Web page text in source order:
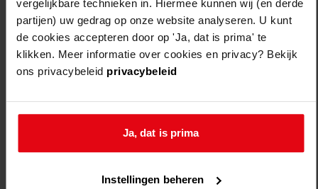
vergelijkbare technieken in. Hiermee kunnen wij (en derde
partijen) uw gedrag op onze website analyseren. U kunt
de cookies accepteren door op 'Ja, dat is prima' te
klikken. Meer informatie over cookies en privacy? Bekijk
ons privacybeleid privacybeleid
Ja, dat is prima
Instellingen beheren